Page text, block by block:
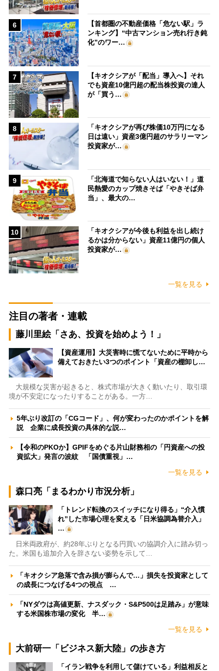
6
【首都圏の不動産価格「危ない駅」ラ
ンキング】“中古マンション売れ行き鈍
化”のワー…
7
【キオクシアが「配当」導入へ】それ
でも資産10億円超の配当株投資の達人
が「買う…
8
「キオクシアが再び株価10万円になる
日は遠い」資産3億円超のサラリーマン
投資家が…
9
「北海道で知らない人はいない！」道
民熱愛のカップ焼きそば「やきそば弁
当」、最大の…
10
「キオクシアが今後も利益を出し続け
るかは分からない」資産11億円の個人
投資家が…
一覧を見る
注目の著者・連載
藤川里絵「さあ、投資を始めよう！」
【資産運用】大災害時に慌てないために平時から
備えておきたい3つのポイント「資産の棚卸し…
大規模な災害が起きると、株式市場が大きく動いたり、取引環
境が不安定になったりすることがある。一方…
5年ぶり改訂の「CGコード」、何が変わったのかポイントを解
説 企業に成長投資の具体的な説…
【令和のPKOか】GPIFをめぐる片山財務相の「円資産への投
資拡大」発言の波紋 「国債重視」…
一覧を見る
森口亮「まるわかり市況分析」
「トレンド転換のスイッチになり得る」“介入慣
れ”した市場心理を変える「日米協調為替介入」
…
日米両政府が、約28年ぶりとなる円買いの協調介入に踏み切っ
た。米国も追加介入を辞さない姿勢を示して…
「キオクシア急落で含み損が膨らんで…」損失を投資家として
の成長につなげる4つの視点 …
「NYダウは高値更新、ナスダック・S&P500は足踏み」が意味
する米国株市場の変化 半…
一覧を見る
大前研一「ビジネス新大陸」の歩き方
「イラン戦争を利用して儲けている」利益相反と